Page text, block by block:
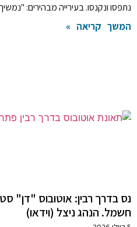
נתפסו ונקנסו. בעירייה מבהירים:
המשך קריאה »
נס בדרך רבין: אוטובוס "דן"
חשמל. הנהג ניצל (וידאו)